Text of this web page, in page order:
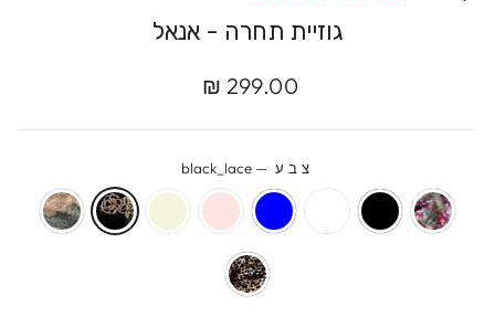
גוזיית תחרה - אנאל
מחיר
מחיר
299.00 ₪
צבע —
black_lace